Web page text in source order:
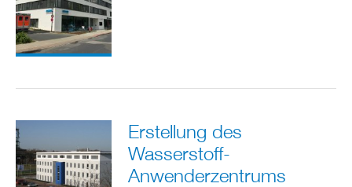
Erstellung des
Wasserstoff-
Anwenderzentrums